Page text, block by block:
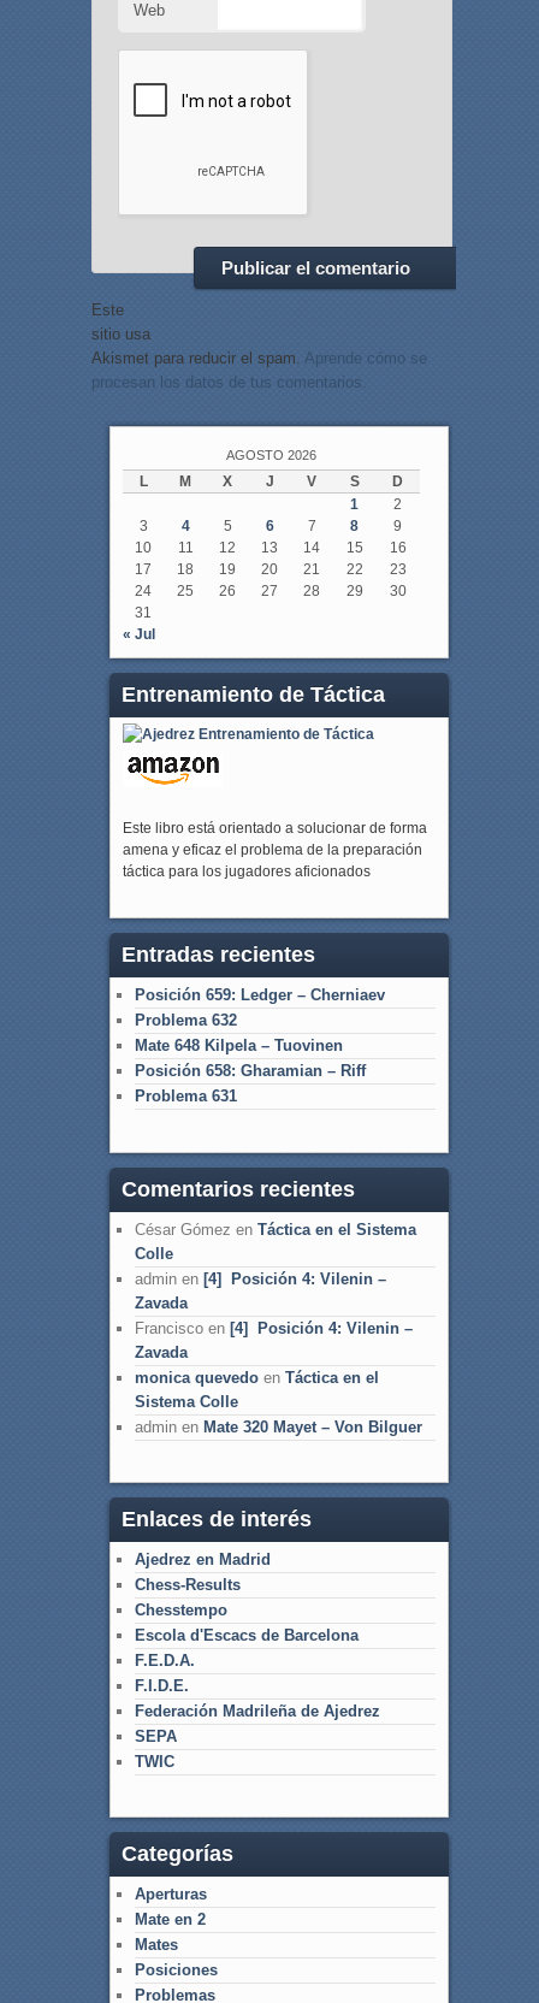
Web
Este
sitio usa
Akismet para reducir el spam. Aprende cómo se
procesan los datos de tus comentarios.
AGOSTO 2026
L M X J V S
D
1
2
3
4 5 6 7 8
9
10
11 12 13 14 15
16
17
18 19 20 21 22
23
24
25 26 27 28 29
30
31
« Jul
Entrenamiento de Táctica
Este libro está orientado a solucionar de forma
amena y eficaz el problema de la preparación
táctica para los jugadores aficionados
Entradas recientes
Posición 659: Ledger – Cherniaev
Problema 632
Mate 648 Kilpela – Tuovinen
Posición 658: Gharamian – Riff
Problema 631
Comentarios recientes
César Gómez en Táctica en el Sistema
Colle
adminen [4] Posición 4: Vilenin –
Zavada
Franciscoen [4] Posición 4: Vilenin –
Zavada
monica quevedoen Táctica en el
Sistema Colle
adminen Mate 320 Mayet – Von Bilguer
Enlaces de interés
Ajedrez en Madrid
Chess-Results
Chesstempo
Escola d'Escacs de Barcelona
F.E.D.A.
F.I.D.E.
Federación Madrileña de Ajedrez
SEPA
TWIC
Categorías
Aperturas
Mate en 2
Mates
Posiciones
Problemas